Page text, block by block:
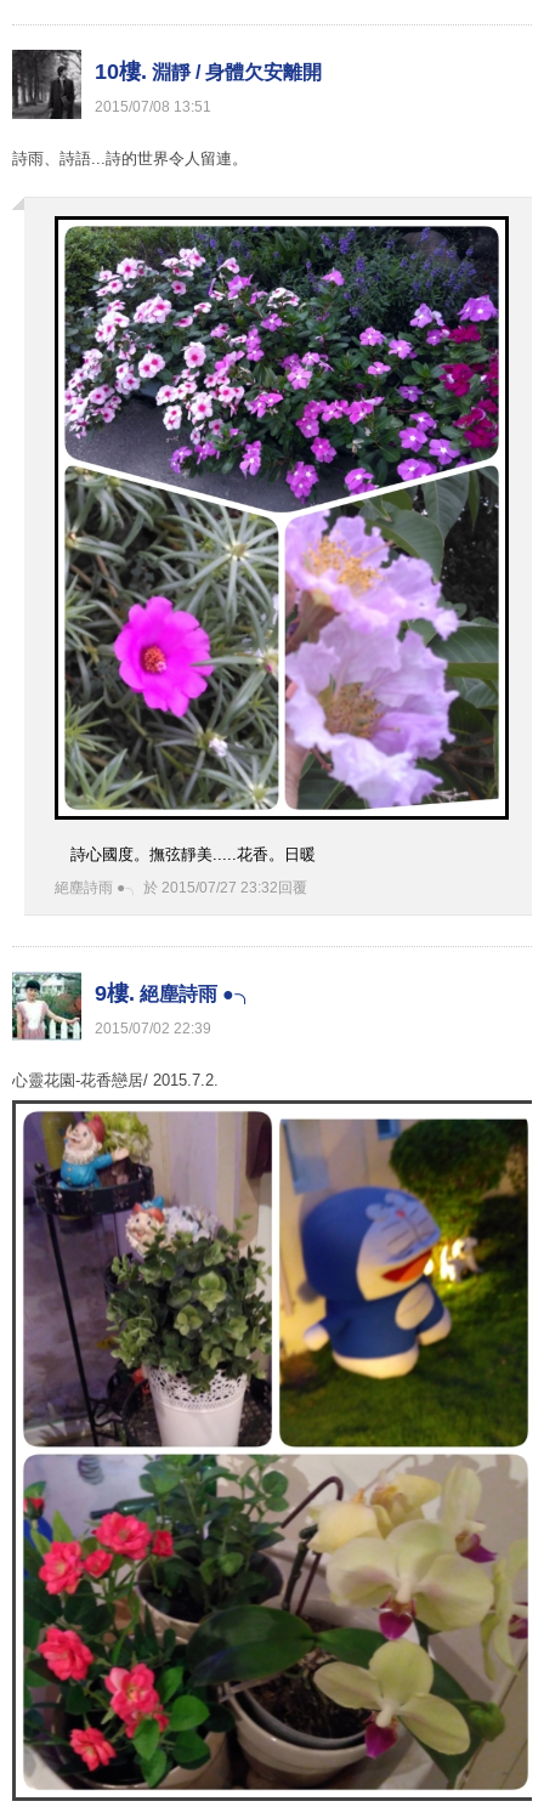
10樓. 淵靜 / 身體欠安離開
2015/07/08 13:51
詩雨、詩語...詩的世界令人留連。
詩心國度。撫弦靜美.....花香。日暖
絕塵詩雨 ●╮ 於 2015/07/27 23:32 回覆
9樓. 絕塵詩雨 ●╮
2015/07/02 22:39
心靈花園-花香戀居/ 2015.7.2.